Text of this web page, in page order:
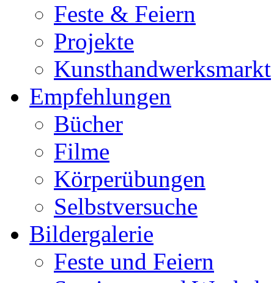
Feste & Feiern
Projekte
Kunsthandwerksmarkt
Empfehlungen
Bücher
Filme
Körperübungen
Selbstversuche
Bildergalerie
Feste und Feiern